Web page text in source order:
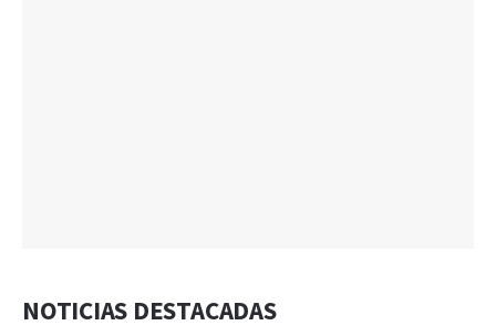
NOTICIAS DESTACADAS